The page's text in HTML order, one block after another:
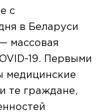
с
в Беларуси
массовая
19. Первыми
медицинские
те граждане,